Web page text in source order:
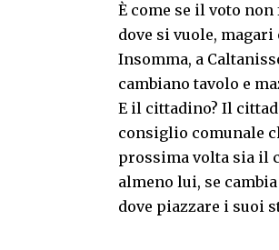
È come se il voto
dove si vuole,
Insomma, a
cambiano tavolo e
E il cittadino? Il
consiglio comunale
prossima volta sia il
almeno lui, se
dove piazzare i suoi